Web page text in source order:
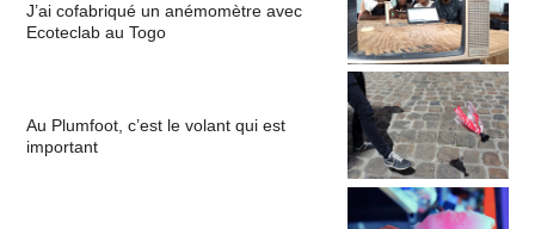
J’ai cofabriqué un anémomètre avec
Ecoteclab au Togo
Au Plumfoot, c’est le volant qui est
important